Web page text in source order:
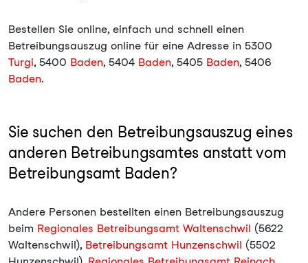
Bestellen Sie online, einfach und schnell einen
Betreibungsauszug online für eine Adresse in 5300
Turgi, 5400 Baden, 5404 Baden, 5405 Baden, 5406
Baden.
Sie suchen den Betreibungsauszug eines
anderen Betreibungsamtes anstatt vom
Betreibungsamt Baden?
Andere Personen bestellten einen Betreibungsauszug
beim Regionales Betreibungsamt Waltenschwil (5622
Waltenschwil), Betreibungsamt Hunzenschwil (5502